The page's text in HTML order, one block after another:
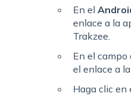
En el
enlace a la
Trakzee.
En el campo
el enlace a
Haga clic en